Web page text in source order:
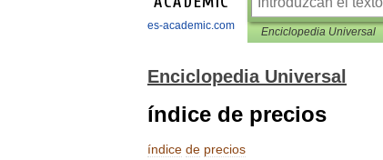
es-academic.com Enciclopedia Universal
Enciclopedia Universal
índice de precios
índice de precios